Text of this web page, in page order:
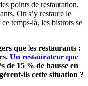
points de restauration.
On s’y restaure le
temps-là, les bistrots se
que les restaurants :
Un restaurateur que
de 15 % de hausse en
ils cette situation ?